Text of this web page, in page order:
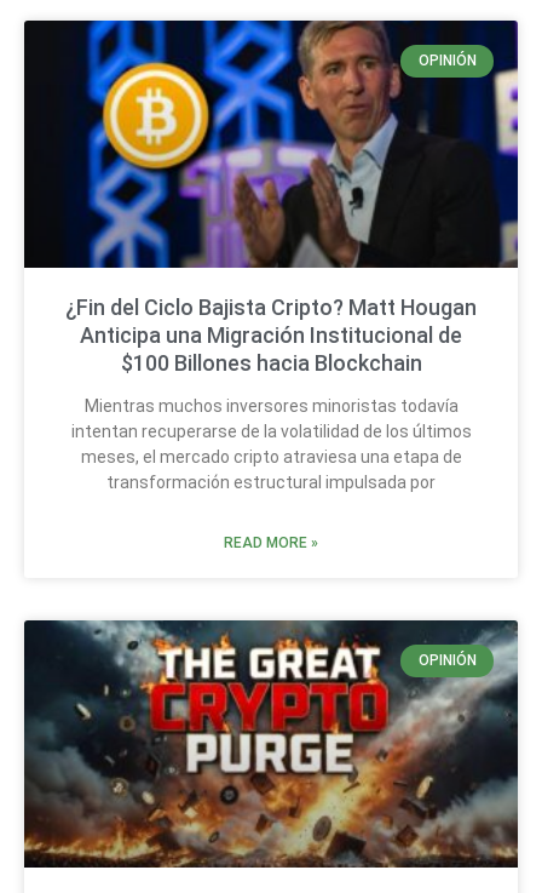
OPINIÓN
¿Fin del Ciclo Bajista Cripto? Matt Hougan
Anticipa una Migración Institucional de
$100 Billones hacia Blockchain
Mientras muchos inversores minoristas todavía
intentan recuperarse de la volatilidad de los últimos
meses, el mercado cripto atraviesa una etapa de
transformación estructural impulsada por
READ MORE »
OPINIÓN